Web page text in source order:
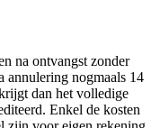
na ontvangst zonder
annulering nogmaals 14
dan het volledige
Enkel de kosten